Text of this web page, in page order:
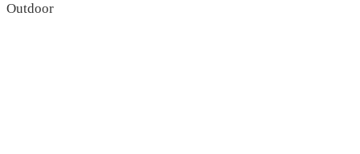
Outdoor